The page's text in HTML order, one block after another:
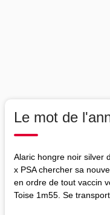
Le mot de
Alaric hongre noir silver
x PSA chercher sa
en ordre de tout vaccin
Toise 1m55. Se